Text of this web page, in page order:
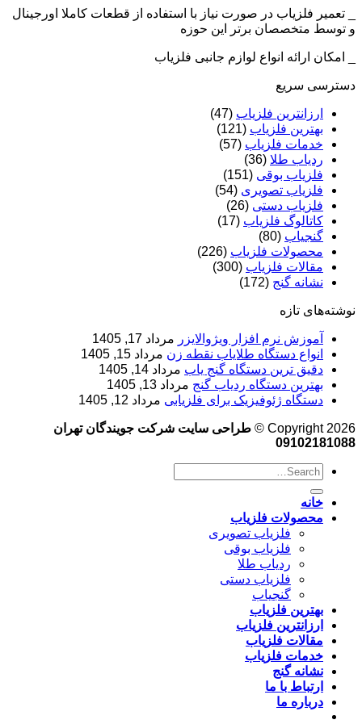
_ تعمیر فلزیاب در صورت نیاز با استفاده از قطعات کاملا اورجینال
و توسط متخصصان برتر این حوزه
_ امکان ارائه انواع لوازم جانبی فلزیاب
دسترسی سریع
ارزانترین فلزیاب (47)
بهترین فلزیاب (121)
خدمات فلزیاب (57)
ردیاب طلا (36)
فلزیاب بوقی (151)
فلزیاب تصویری (54)
فلزیاب دستی (26)
کاتالوگ فلزیاب (17)
گنجیاب (80)
محصولات فلزیاب (226)
مقالات فلزیاب (300)
نشانه گنج (172)
نوشته‌های تازه
آموزش نرم‌ افزار ویژوالایزر مرداد 17, 1405
انواع دستگاه طلایاب نقطه زن مرداد 15, 1405
دقیق ترین دستگاه گنج یاب مرداد 14, 1405
بهترین دستگاه ردیاب گنج مرداد 13, 1405
دستگاه ژئوفیزیک برای فلزیابی مرداد 12, 1405
Copyright 2026 ©
طراحی سایت شرکت جویندگان تهران
09102181088
خانه
محصولات فلزیاب
فلزیاب تصویری
فلزیاب بوقی
ردیاب طلا
فلزیاب دستی
گنجیاب
بهترین فلزیاب
ارزانترین فلزیاب
مقالات فلزیاب
خدمات فلزیاب
نشانه گنج
ارتباط با ما
درباره ما